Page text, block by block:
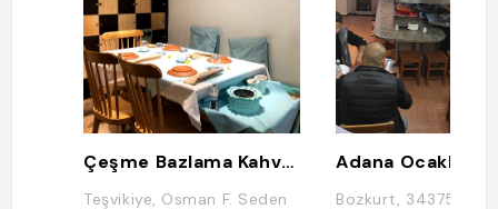
Çeşme Bazlama Kahvaltı Nişantaşı
Teşvikiye, Osman F. Seden
Adana Ocakbasi
Bozkurt, 34375